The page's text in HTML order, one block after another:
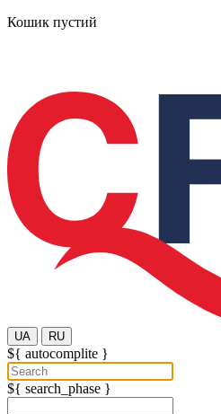
Кошик пустий
UA RU
${ autocomplite }
${ search_phase }